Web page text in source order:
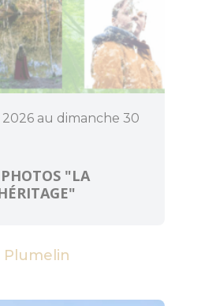
Patrimoine
religieux
Trésors
architecturaux
Jardins et
Centre
Morbihan
Destination
au dimanche 30
"LA
Plumelin